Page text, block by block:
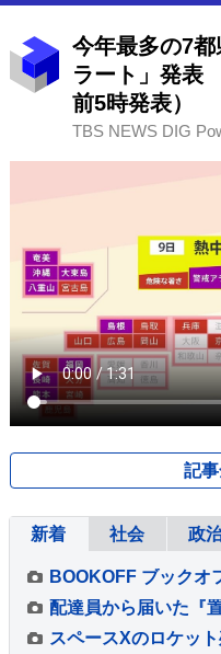
今年最多の7
ラート」発表
前5時発表）
TBS NEWS DIG
記
新着 社会 政
スペースXのロケッ